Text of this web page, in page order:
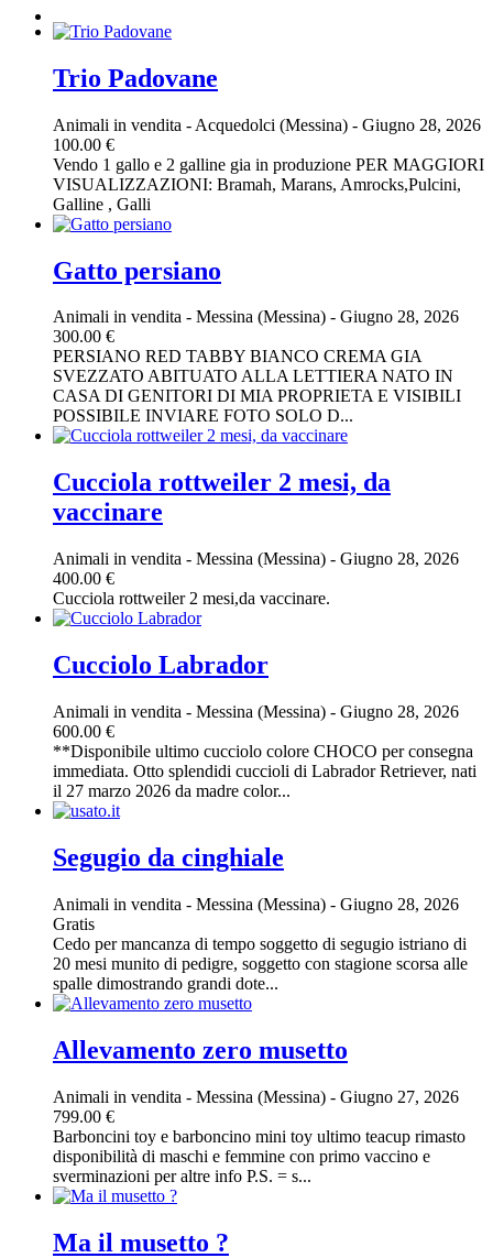
Trio Padovane
Animali in vendita - Acquedolci (Messina) - Giugno 28, 2026
100.00 €
Vendo 1 gallo e 2 galline gia in produzione PER MAGGIORI
VISUALIZZAZIONI: Bramah, Marans, Amrocks,Pulcini,
Galline , Galli
Gatto persiano
Animali in vendita - Messina (Messina) - Giugno 28, 2026
300.00 €
PERSIANO RED TABBY BIANCO CREMA GIA
SVEZZATO ABITUATO ALLA LETTIERA NATO IN
CASA DI GENITORI DI MIA PROPRIETA E VISIBILI
POSSIBILE INVIARE FOTO SOLO D...
Cucciola rottweiler 2 mesi, da
vaccinare
Animali in vendita - Messina (Messina) - Giugno 28, 2026
400.00 €
Cucciola rottweiler 2 mesi,da vaccinare.
Cucciolo Labrador
Animali in vendita - Messina (Messina) - Giugno 28, 2026
600.00 €
**Disponibile ultimo cucciolo colore CHOCO per consegna
immediata. Otto splendidi cuccioli di Labrador Retriever, nati
il 27 marzo 2026 da madre color...
Segugio da cinghiale
Animali in vendita - Messina (Messina) - Giugno 28, 2026
Gratis
Cedo per mancanza di tempo soggetto di segugio istriano di
20 mesi munito di pedigre, soggetto con stagione scorsa alle
spalle dimostrando grandi dote...
Allevamento zero musetto
Animali in vendita - Messina (Messina) - Giugno 27, 2026
799.00 €
Barboncini toy e barboncino mini toy ultimo teacup rimasto
disponibilità di maschi e femmine con primo vaccino e
sverminazioni per altre info P.S. = s...
Ma il musetto ?